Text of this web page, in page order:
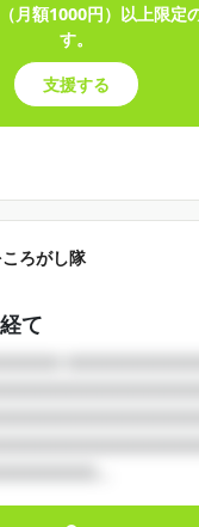
月額1000円）以上限定
す。
支援する
ろがし隊
て